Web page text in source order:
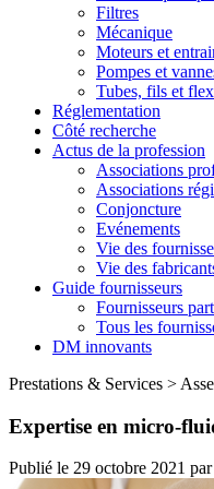
Filtres
Mécanique
Moteurs et
Pompes et
Tubes, fils et
Réglementation
Côté recherche
Actus de la profession
Associations
Associations
Conjoncture
Evénements
Vie des
Vie des
Guide fournisseurs
Fournisseurs
Tous les
DM innovants
Prestations & Services >
Expertise en micro-
Publié le 29 octobre 2021 par